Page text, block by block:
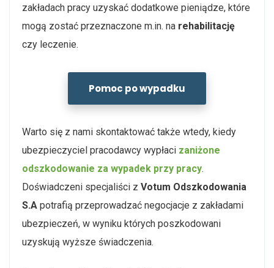
zakładach pracy uzyskać dodatkowe pieniądze, które
mogą zostać przeznaczone m.in. na rehabilitację
czy leczenie.
Pomoc po wypadku
Warto się z nami skontaktować także wtedy, kiedy
ubezpieczyciel pracodawcy wypłaci zaniżone
odszkodowanie za wypadek przy pracy.
Doświadczeni specjaliści z Votum Odszkodowania
S.A potrafią przeprowadzać negocjacje z zakładami
ubezpieczeń, w wyniku których poszkodowani
uzyskują wyższe świadczenia.